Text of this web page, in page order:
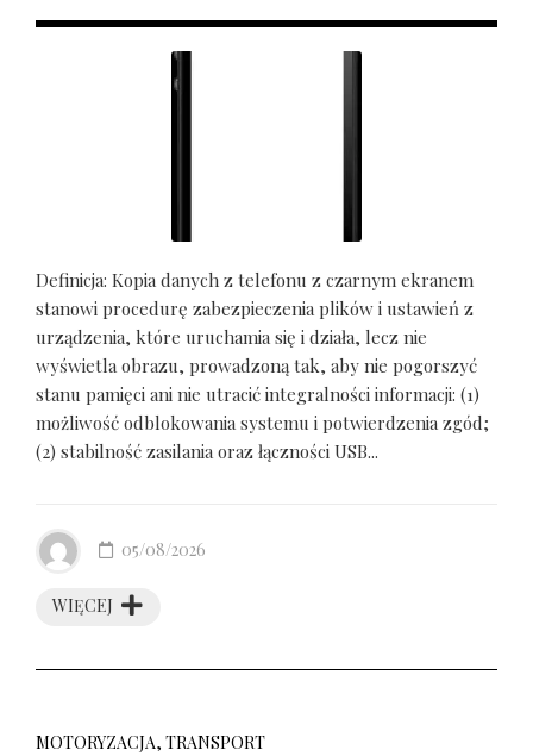
Definicja: Kopia danych z telefonu z czarnym ekranem
stanowi procedurę zabezpieczenia plików i ustawień z
urządzenia, które uruchamia się i działa, lecz nie
wyświetla obrazu, prowadzoną tak, aby nie pogorszyć
stanu pamięci ani nie utracić integralności informacji: (1)
możliwość odblokowania systemu i potwierdzenia zgód;
(2) stabilność zasilania oraz łączności USB...
WIĘCEJ
05/08/2026
MOTORYZACJA, TRANSPORT